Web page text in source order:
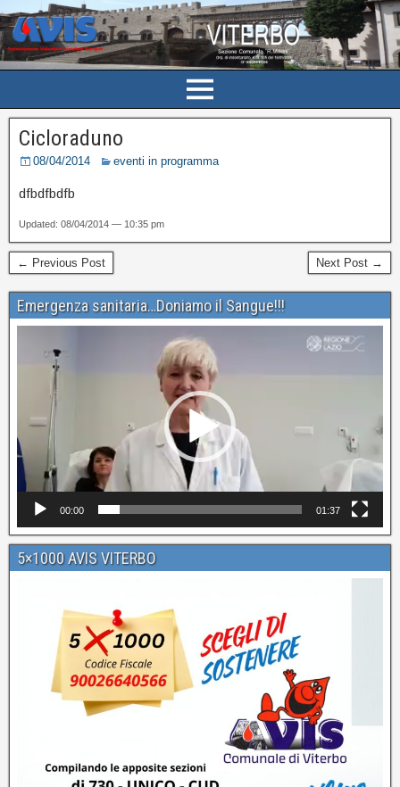
Cicloraduno
08/04/2014 eventi in programma
dfbdfbdfb
Updated: 08/04/2014 — 10:35 pm
← Previous Post Next Post →
Emergenza sanitaria…Doniamo il Sangue!!!
Player
00:00 01:37
5×1000 AVIS VITERBO